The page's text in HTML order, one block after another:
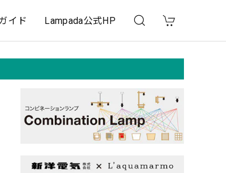
イド Lampada公式HP